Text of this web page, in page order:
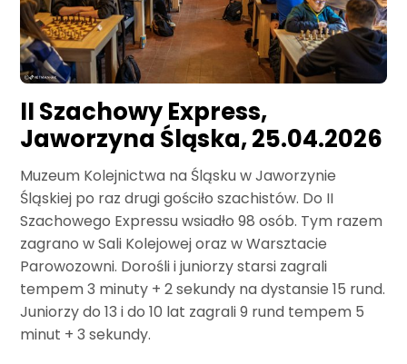
II Szachowy Express,
Jaworzyna Śląska, 25.04.2026
Muzeum Kolejnictwa na Śląsku w Jaworzynie
Śląskiej po raz drugi gościło szachistów. Do II
Szachowego Expressu wsiadło 98 osób. Tym razem
zagrano w Sali Kolejowej oraz w Warsztacie
Parowozowni. Dorośli i juniorzy starsi zagrali
tempem 3 minuty + 2 sekundy na dystansie 15 rund.
Juniorzy do 13 i do 10 lat zagrali 9 rund tempem 5
minut + 3 sekundy.